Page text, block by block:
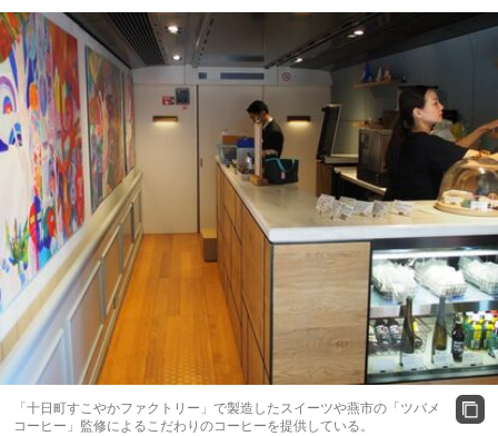
「十日町すこやかファクトリー」で製造したスイーツや燕市の「ツバメ
コーヒー」監修によるこだわりのコーヒーを提供している。